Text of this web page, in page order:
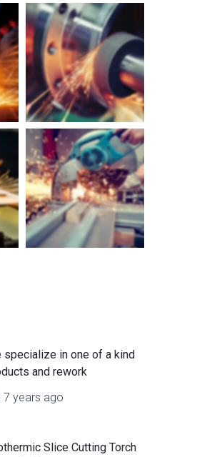
specialize in one of a kind
and rework
7 years ago
Slice Cutting Torch